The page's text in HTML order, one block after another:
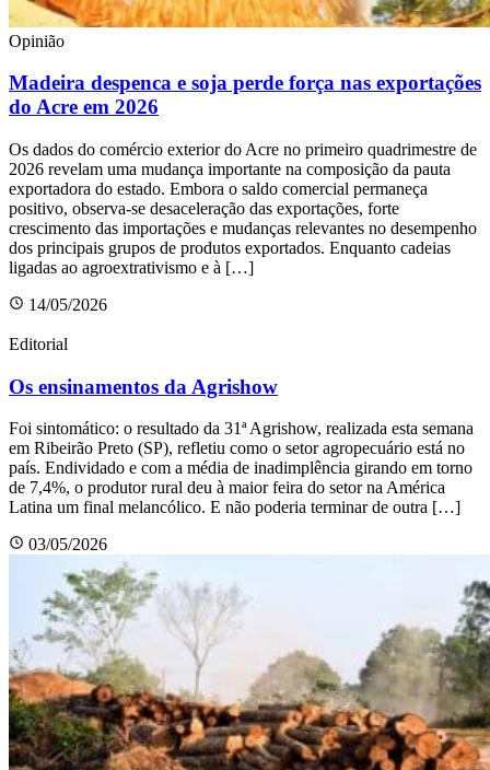
Opinião
Madeira despenca e soja perde força nas exportações
do Acre em 2026
Os dados do comércio exterior do Acre no primeiro quadrimestre de
2026 revelam uma mudança importante na composição da pauta
exportadora do estado. Embora o saldo comercial permaneça
positivo, observa-se desaceleração das exportações, forte
crescimento das importações e mudanças relevantes no desempenho
dos principais grupos de produtos exportados. Enquanto cadeias
ligadas ao agroextrativismo e à […]
14/05/2026
Editorial
Os ensinamentos da Agrishow
Foi sintomático: o resultado da 31ª Agrishow, realizada esta semana
em Ribeirão Preto (SP), refletiu como o setor agropecuário está no
país. Endividado e com a média de inadimplência girando em torno
de 7,4%, o produtor rural deu à maior feira do setor na América
Latina um final melancólico. E não poderia terminar de outra […]
03/05/2026